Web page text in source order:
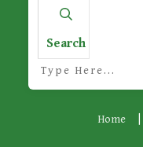
Search
Home